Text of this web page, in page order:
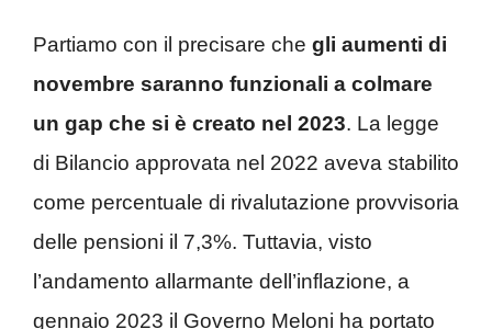
Partiamo con il precisare che gli aumenti di
novembre saranno funzionali a colmare
un gap che si è creato nel 2023. La legge
di Bilancio approvata nel 2022 aveva stabilito
come percentuale di rivalutazione provvisoria
delle pensioni il 7,3%. Tuttavia, visto
l’andamento allarmante dell’inflazione, a
gennaio 2023 il Governo Meloni ha portato